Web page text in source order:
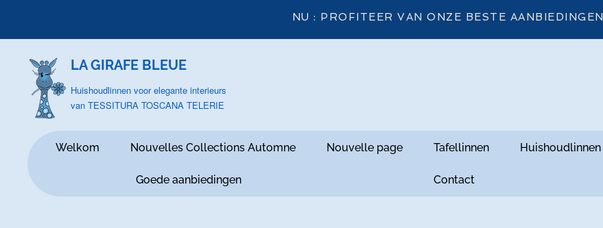
NU : PROFITEER VAN ONZE BESTE AANBIEDINGEN
LA GIRAFE BLEUE
Huishoudlinnen voor elegante interieurs
van TESSITURA TOSCANA TELERIE
Welkom Nouvelles Collections Automne Nouvelle page Tafellinnen Huishoudlinnen
Goede aanbiedingen Contact